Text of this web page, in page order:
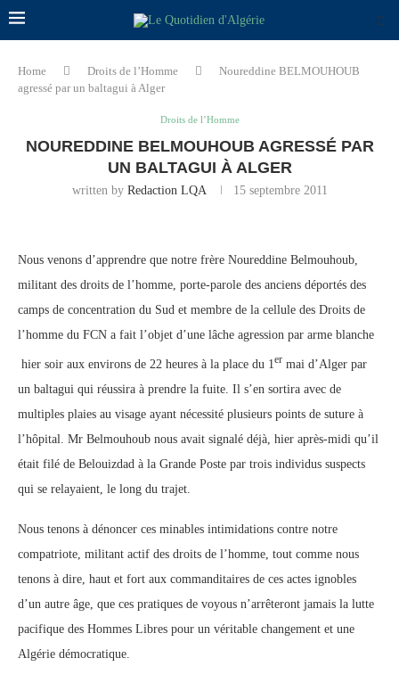
Home Droits de l’Homme
Noureddine BELMOUHOUB
agressé par un baltagui à Alger
Droits de l’Homme
NOUREDDINE BELMOUHOUB AGRESSÉ PAR
UN BALTAGUI À ALGER
written by Redaction LQA 15 septembre 2011
Nous venons d’apprendre que notre frère Noureddine Belmouhoub,
militant des droits de l’homme, porte-parole des anciens déportés des
camps de concentration du Sud et membre de la cellule des Droits de
l’homme du FCN a fait l’objet d’une lâche agression par arme blanche
hier soir aux environs de 22 heures à la place du 1er mai d’Alger par
un baltagui qui réussira à prendre la fuite. Il s’en sortira avec de
multiples plaies au visage ayant nécessité plusieurs points de suture à
l’hôpital. Mr Belmouhoub nous avait signalé déjà, hier après-midi qu’il
était filé de Belouizdad à la Grande Poste par trois individus suspects
qui se relayaient, le long du trajet.
Nous tenons à dénoncer ces minables intimidations contre notre
compatriote, militant actif des droits de l’homme, tout comme nous
tenons à dire, haut et fort aux commanditaires de ces actes ignobles
d’un autre âge, que ces pratiques de voyous n’arrêteront jamais la lutte
pacifique des Hommes Libres pour un véritable changement et une
Algérie démocratique.